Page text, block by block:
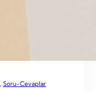
Soru-Cevaplar